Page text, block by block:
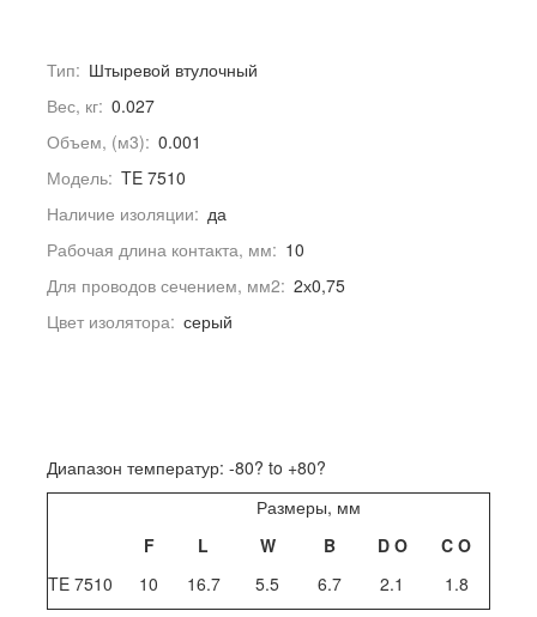
Тип: Штыревой втулочный
Вес, кг: 0.027
Объем, (м3): 0.001
Модель: TE 7510
Наличие изоляции: да
Рабочая длина контакта, мм: 10
Для проводов сечением, мм2: 2х0,75
Цвет изолятора: серый
Диапазон температур: -80? to +80?
Размеры, мм
F
L W B D O C O
TE 7510
10 16.7 5.5 6.7 2.1 1.8